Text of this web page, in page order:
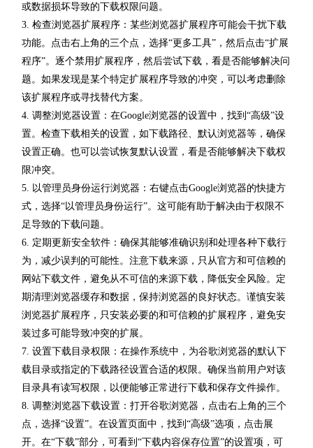
或数据损坏导致的下载权限问题。
3. 检查浏览器扩展程序：某些浏览器扩展程序可能会干扰下载
功能。点击右上角的三个点，选择“更多工具”，然后点击“扩展
程序”。逐个禁用扩展程序，然后尝试下载，看是否能够解决问
题。如果发现是某个特定扩展程序导致的冲突，可以考虑删除
该扩展程序或寻找替代方案。
4. 调整浏览器设置：在Google浏览器的设置中，找到“高级”设
置。检查下载相关的设置，如下载路径、默认浏览器等，确保
设置正确。也可以尝试恢复默认设置，看是否能够解决下载权
限冲突。
5. 以管理员身份运行浏览器：右键点击Google浏览器的快捷方
式，选择“以管理员身份运行”。这可能有助于解决由于权限不
足导致的下载问题。
6. 定期更新安全软件：确保其能够准确识别和处理各种下载行
为，减少误判的可能性。注意下载来源，只从官方和可信赖的
网站下载文件，避免从不可信的来源下载，降低安全风险。定
期清理浏览器缓存和数据，保持浏览器的良好状态。谨慎安装
浏览器扩展程序，只安装必要的和可信赖的扩展程序，避免安
装过多可能导致冲突的扩展。
7. 设置下载目录权限：在操作系统中，为谷歌浏览器的默认下
载目录或指定的下载路径设置合适的权限。确保当前用户对该
目录具有读写权限，以便能够正常进行下载和保存文件操作。
8. 调整浏览器下载设置：打开谷歌浏览器，点击右上角的三个
点，选择“设置”。在设置页面中，找到“高级”选项，点击展
开。在“下载”部分，可看到“下载内容保存位置”的设置项，可